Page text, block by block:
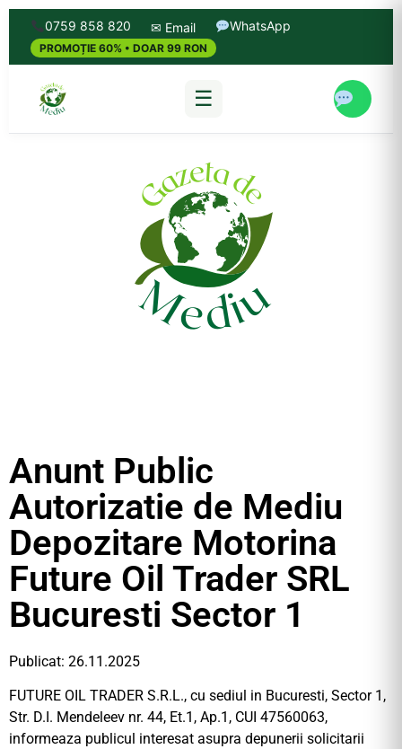
0759 858 820 ✉ Email WhatsApp
PROMOȚIE 60% • DOAR 99 RON
☰
Anunt Public
Autorizatie de Mediu
Depozitare Motorina
Future Oil Trader SRL
Bucuresti Sector 1
Publicat: 26.11.2025
FUTURE OIL TRADER S.R.L., cu sediul in Bucuresti, Sector 1,
Str. D.I. Mendeleev nr. 44, Et.1, Ap.1, CUI 47560063,
informeaza publicul interesat asupra depunerii solicitarii